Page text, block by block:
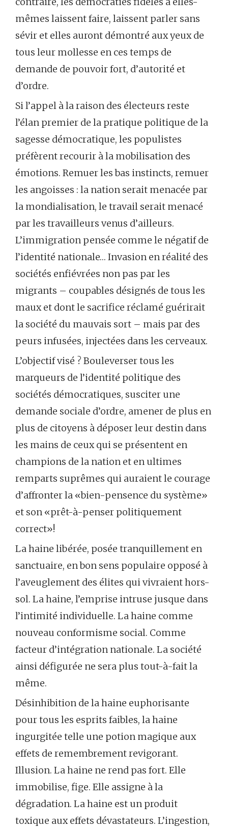
mêmes laissent faire, laissent parler sans
sévir et elles auront démontré aux yeux de
tous leur mollesse en ces temps de
demande de pouvoir fort, d’autorité et
d’ordre.
Si l’appel à la raison des électeurs reste
l’élan premier de la pratique politique de la
sagesse démocratique, les populistes
préfèrent recourir à la mobilisation des
émotions. Remuer les bas instincts, remuer
les angoisses : la nation serait menacée par
la mondialisation, le travail serait menacé
par les travailleurs venus d’ailleurs.
L’immigration pensée comme le négatif de
l’identité nationale… Invasion en réalité des
sociétés enfiévrées non pas par les
migrants – coupables désignés de tous les
maux et dont le sacrifice réclamé guérirait
la société du mauvais sort – mais par des
peurs infusées, injectées dans les cerveaux.
L’objectif visé ? Bouleverser tous les
marqueurs de l’identité politique des
sociétés démocratiques, susciter une
demande sociale d’ordre, amener de plus en
plus de citoyens à déposer leur destin dans
les mains de ceux qui se présentent en
champions de la nation et en ultimes
remparts suprêmes qui auraient le courage
d’affronter la «bien-pensence du système»
et son «prêt-à-penser politiquement
correct»!
La haine libérée, posée tranquillement en
sanctuaire, en bon sens populaire opposé à
l’aveuglement des élites qui vivraient hors-
sol. La haine, l’emprise intruse jusque dans
l’intimité individuelle. La haine comme
nouveau conformisme social. Comme
facteur d’intégration nationale. La société
ainsi défigurée ne sera plus tout-à-fait la
même.
Désinhibition de la haine euphorisante
pour tous les esprits faibles, la haine
ingurgitée telle une potion magique aux
effets de remembrement revigorant.
Illusion. La haine ne rend pas fort. Elle
immobilise, fige. Elle assigne à la
dégradation. La haine est un produit
toxique aux effets dévastateurs. L’ingestion,